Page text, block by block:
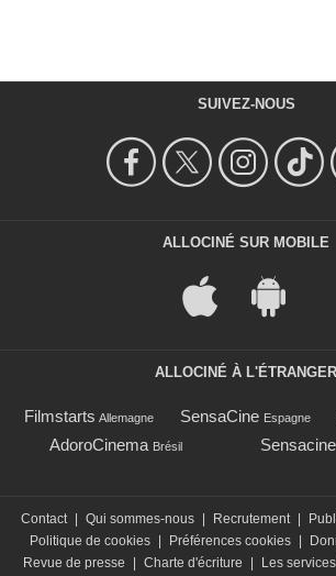
SUIVEZ-NOUS
ALLOCINÉ SUR MOBILE
ALLOCINÉ À L'ÉTRANGER
Filmstarts Allemagne SensaCine Espagne
AdoroCinema Brésil
Contact | Qui sommes-nous | Recrutement |
Politique de cookies | Préférences cookies |
Revue de presse
| Charte d'écriture | Les